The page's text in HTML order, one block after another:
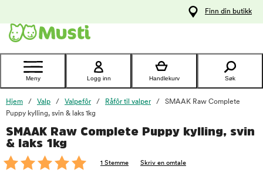
Kontakt
kundeservice
Finn din butikk
Meny Logg inn Handlekurv Søk
Hjem Valp Valpefôr Råfôr til valper
SMAAK Raw Complete
Puppy kylling, svin & laks 1kg
SMAAK Raw Complete Puppy kylling, svin
& laks 1kg
1 Stemme Skriv en omtale
foo